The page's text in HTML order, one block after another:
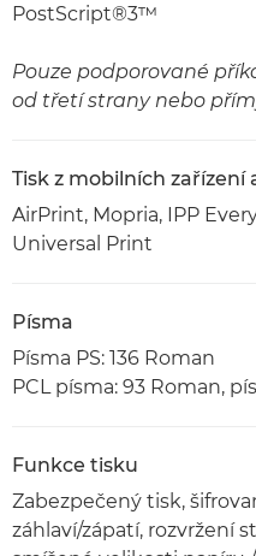
PostScript®3™
Pouze podporované
od třetí strany nebo
Tisk z mobilních zařízení
AirPrint, Mopria, IPP
Universal Print
Písma
Písma PS: 136 Roman
PCL písma: 93 Roman,
Funkce tisku
Zabezpečený tisk,
záhlaví/zápatí, rozvržení